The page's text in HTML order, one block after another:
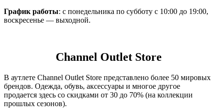
График работы: с понедельника по субботу с 10:00 до 19:00,
воскресенье — выходной.
Channel Outlet Store
В аутлете Channel Outlet Store представлено более 50 мировых
брендов. Одежда, обувь, аксессуары и многое другое
продается здесь со скидками от 30 до 70% (на коллекции
прошлых сезонов).